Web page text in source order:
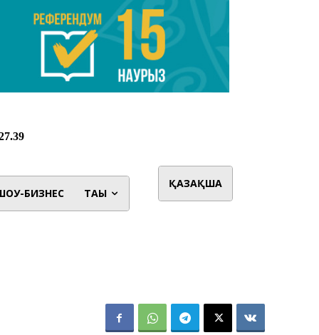
БИЗНЕС ТАҒЫ
ҚАЗАҚША